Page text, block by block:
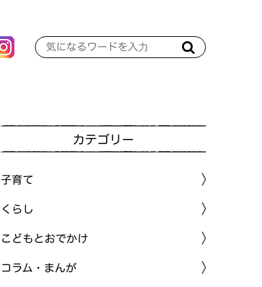
カテゴリー
子育て
くらし
こどもとおでかけ
コラム・まんが